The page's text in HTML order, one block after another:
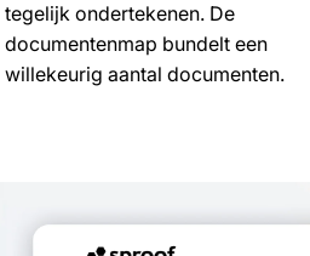
tegelijk ondertekenen. De
documentenmap bundelt een
willekeurig aantal documenten.